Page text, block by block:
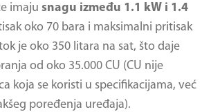
imaju snagu između 1.1 kW i 1.4
oko 70 bara i maksimalni pritisak
je oko 350 litara na sat, što daje
od oko 35.000 CU (CU nije
koja se koristi u specifikacijama, već
poređenja uređaja).